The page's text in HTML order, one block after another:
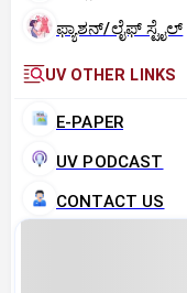
ಫ್ಯಾಶನ್/ಲೈಫ್‌ ಸ್ಟೈಲ್
UV OTHER LINKS
E-PAPER
UV PODCAST
CONTACT US